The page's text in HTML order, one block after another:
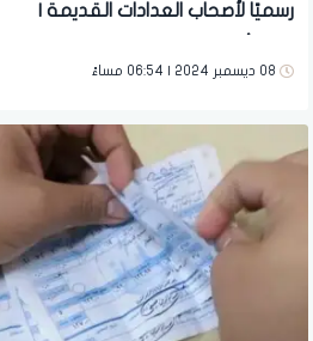
رسميًا لأصحاب العدادات القديمة |
08 ديسمبر 2024 | 06:54 مساءً